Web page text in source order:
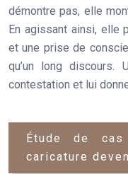
démontre pas, elle
En agissant ainsi, elle
et une prise de
qu’un long discours.
contestation et lui
Étude de
caricature